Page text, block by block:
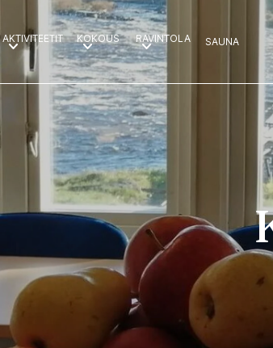
AKTIVITEETIT KOKOUS RAVINTOLA SAUNA